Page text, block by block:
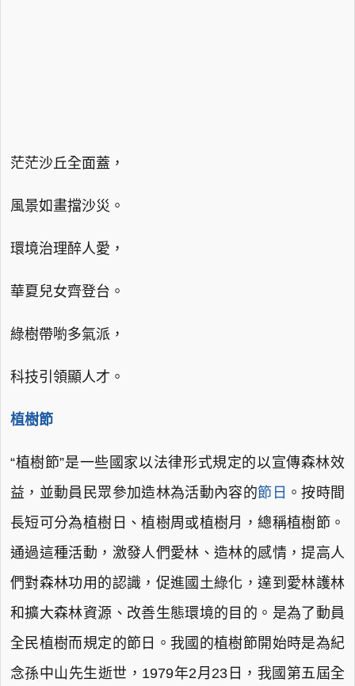
茫茫沙丘全面蓋，
風景如畫擋沙災。
環境治理醉人愛，
華夏兒女齊登台。
綠樹帶喲多氣派，
科技引領顯人才。
植樹節
“植樹節”是一些國家以法律形式規定的以宣傳森林效
益，並動員民眾參加造林為活動內容的節日 。按時間
長短可分為植樹日、植樹周或植樹月，總稱植樹節。
通過這種活動，激發人們愛林、造林的感情，提高人
們對森林功用的認識，促進國土綠化，達到愛林護林
和擴大森林資源、改善生態環境的目的。是為了動員
全民植樹而規定的節日。我國的植樹節開始時是為紀
念孫中山先生逝世，1979年2月23日，我國第五屆全